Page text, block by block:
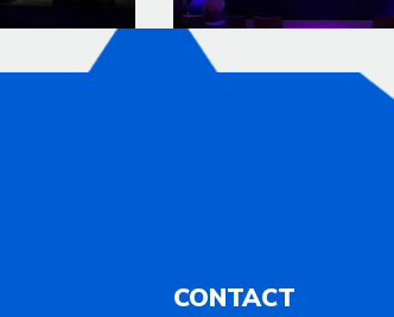
CONTACT